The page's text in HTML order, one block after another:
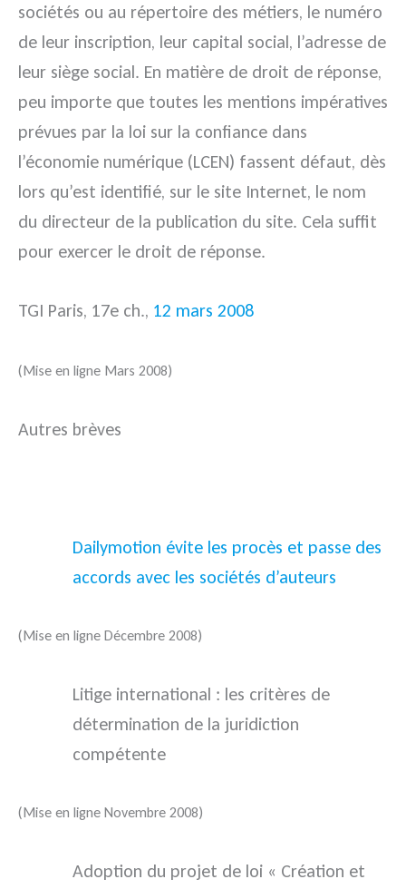
sociétés ou au répertoire des métiers, le numéro
de leur inscription, leur capital social, l’adresse de
leur siège social. En matière de droit de réponse,
peu importe que toutes les mentions impératives
prévues par la loi sur la confiance dans
l’économie numérique (LCEN) fassent défaut, dès
lors qu’est identifié, sur le site Internet, le nom
du directeur de la publication du site. Cela suffit
pour exercer le droit de réponse.
TGI Paris, 17e ch., 12 mars 2008
(Mise en ligne Mars 2008)
Autres brèves
Dailymotion évite les procès et passe des
accords avec les sociétés d’auteurs
(Mise en ligne Décembre 2008)
Litige international : les critères de
détermination de la juridiction
compétente
(Mise en ligne Novembre 2008)
Adoption du projet de loi « Création et